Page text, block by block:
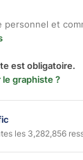
personnel et
est obligatoire.
graphiste ?
les 3,282,856